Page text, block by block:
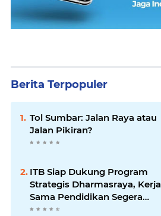
Berita Terpopuler
Tol Sumbar: Jalan Raya atau
Jalan Pikiran?
ITB Siap Dukung Program
Strategis Dharmasraya, Kerja
Sama Pendidikan Segera
Difinalkan